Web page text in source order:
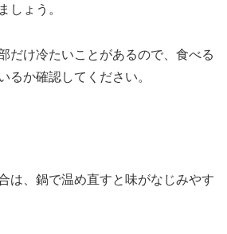
しょう。
だけ冷たいことがあるので、食べる
るか確認してください。
は、鍋で温め直すと味がなじみやす